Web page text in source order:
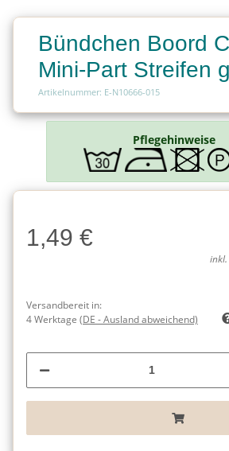
Bündchen Boord
Mini-Part Streifen
Artikelnummer: E-N10666-015
Pflegehinweise
Charge
Charge
1,49 €
inkl.
Versandbereit in:
4 Werktage (DE - Ausland abweichend)